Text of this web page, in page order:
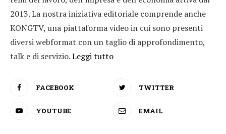
2013. La nostra iniziativa editoriale comprende anche
KONGTV, una piattaforma video in cui sono presenti
diversi webformat con un taglio di approfondimento,
talk e di servizio.Leggi tutto
FACEBOOK TWITTER
YOUTUBE EMAIL